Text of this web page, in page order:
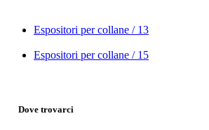
Espositori per collane / 13
Espositori per collane / 15
Dove trovarci